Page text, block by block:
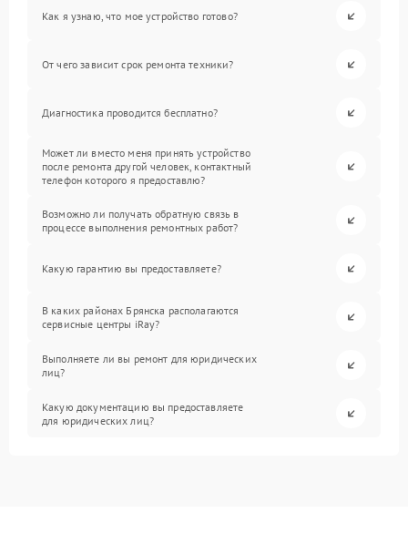
Как я узнаю, что мое устройство готово?
От чего зависит срок ремонта техники?
Диагностика проводится бесплатно?
Может ли вместо меня принять устройство
после ремонта другой человек, контактный
телефон которого я предоставлю?
Возможно ли получать обратную связь в
процессе выполнения ремонтных работ?
Какую гарантию вы предоставляете?
В каких районах Брянска располагаются
сервисные центры iRay?
Выполняете ли вы ремонт для юридических
лиц?
Какую документацию вы предоставляете
для юридических лиц?